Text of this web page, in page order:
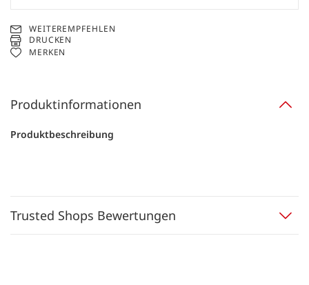
WEITEREMPFEHLEN
DRUCKEN
MERKEN
Produktinformationen
Produktbeschreibung
Trusted Shops Bewertungen